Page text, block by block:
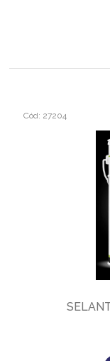
Cód: 27204